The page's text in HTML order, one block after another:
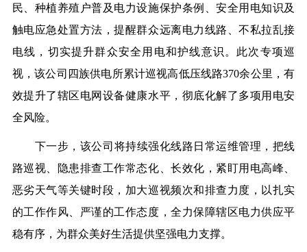
民、种植养殖户普及电力设施保护条例、安全用电知识及
触电应急处置方法，提醒群众远离电力线路、不私拉乱接
电线，切实提升群众安全用电和护线意识。此次专项巡
视，该公司 四族供电所累计巡视高低压线路370余公里，有
效提升了辖区电网设备健康水平，彻底化解了多项用电安
全风险。
下一步， 该公司 将持续强化线路日常运维管理，把线
路巡视、隐患排查工作常态化、长效化，紧盯用电高峰、
恶劣天气等关键时段，加大巡视频次和排查力度，以扎实
的工作作风、严谨的工作态度，全力保障辖区电力供应平
稳有序，为群众美好生活提供坚强电力支撑。